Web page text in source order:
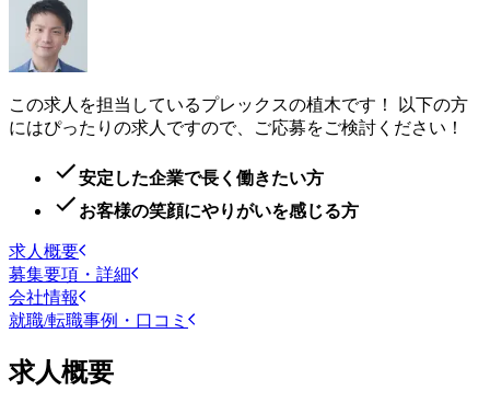
この求人を担当しているプレックスの植木です！ 以下の方
にはぴったりの求人ですので、ご応募をご検討ください！
安定した企業で長く働きたい方
お客様の笑顔にやりがいを感じる方
求人概要
募集要項・詳細
会社情報
就職/転職事例・口コミ
求人概要